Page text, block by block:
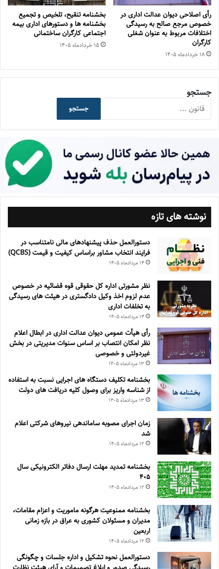
رأی اصلاحی دیوان عدالت اداری در
خصوص مرجع صالح به رسیدگی
اختلافات مربوط به عنوان شغلی
کارگران
۱۸ خرداد‌ماه ۱۴۰۵
بخشنامه تنقیح، تلخیص و تجمیع
بخشنامه ها و دستورهای اداری بیمه
اجتماعی کارگران ساختمانی
۱۵ خرداد‌ماه ۱۴۰۵
جستجو
جستجو
نوشته های تازه
دستورالعمل حذف پيشنهادهای مالی نامتناسب در
فرايند انتخاب مشاور براساس كيفيت و قيمت (QCBS)
۱۴ مرداد‌ماه ۱۴۰۵
نظر مشورتی اداره کل حقوقی قوه قضائیه در خصوص
عدم لزوم اخذ وکیل دادگستری در هیئت های رسیدگی
به تخلفات اداری
۱۴ مرداد‌ماه ۱۴۰۵
رأی هیأت عمومی دیوان عدالت اداری در ابطال اعلام
نظر امکان انتصاب بر اساس سنوات مدیریتی در بخش
غیردولتی و خصوصی
۱۳ مرداد‌ماه ۱۴۰۵
بخشنامه تکلیف دستگاه های اجرایی نسبت به استفاده
از شناسه واریز برای وصول کلیه دریافت های دولت
۱۳ مرداد‌ماه ۱۴۰۵
زمان اجرای مصوبه ساماندهی نیروهای شرکتی اعلام
شد
۱۲ مرداد‌ماه ۱۴۰۵
بخشنامه تمدید مهلت ارسال دفاتر الکترونیکی سال
۴۰۵
۱۲ مرداد‌ماه ۱۴۰۵
بخشنامه ممنوعیت هرگونه ماموریت و اعزام مقامات،
مدیران و مسئولان کشوری به عراق در بازه زمانی
اربعین
۱۲ مرداد‌ماه ۱۴۰۵
دستورالعمل نحوه تشکیل و اداره جلسات و چگونگی